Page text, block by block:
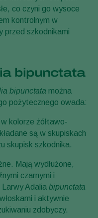
co czyni go wysoce
kontrolnym w
przed szkodnikami
bipunctata
bipunctata można
pożytecznego owada:
kolorze żółtawo-
są w skupiskach
skupisk szkodnika.
Mają wydłużone,
czarnymi i
Adalia bipunctata
i aktywnie
zdobyczy.